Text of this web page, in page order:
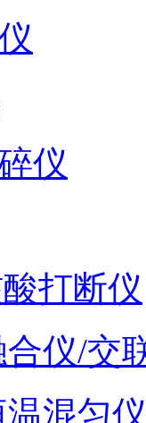
仪
打断仪
仪/交
混匀仪